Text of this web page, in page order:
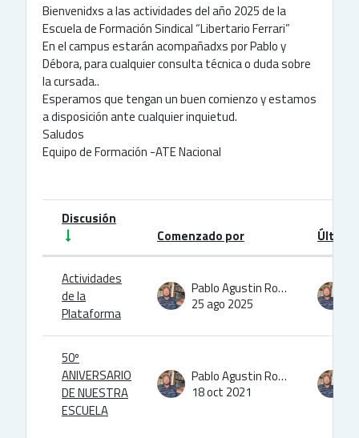
Bienvenidxs a las actividades del año 2025 de la
Escuela de Formación Sindical “Libertario Ferrari”
En el campus estarán acompañadxs por Pablo y
Débora, para cualquier consulta técnica o duda sobre
la cursada..
Esperamos que tengan un buen comienzo y estamos
a disposición ante cualquier inquietud.
Saludos
Equipo de Formación -ATE Nacional
Lista de discusiones. Mostrando 2
Estatus
Discusión
Comenzado por
Último
Actividades
de la
Plataforma
Pablo Agustin Rodriguez
25 ago 2025
50º
ANIVERSARIO
DE NUESTRA
ESCUELA
Pablo Agustin Rodriguez
18 oct 2021